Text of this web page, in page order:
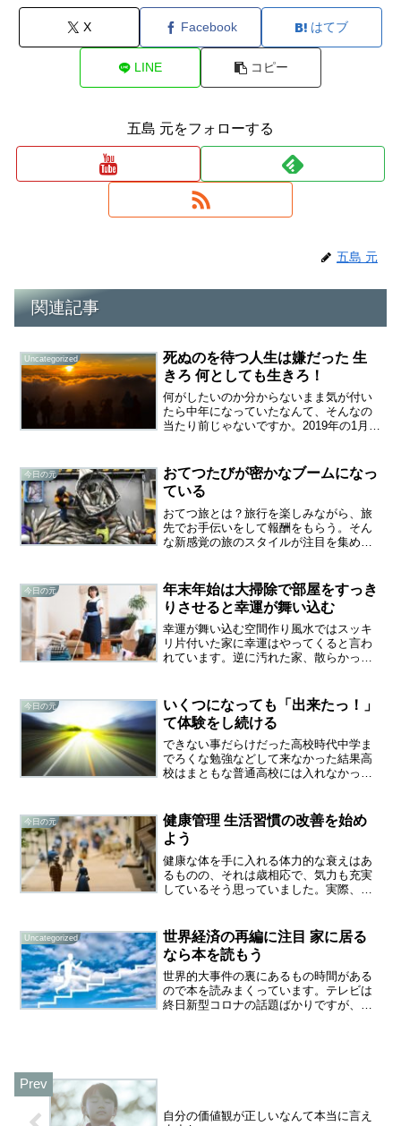
X Facebook はてブ
LINE コピー
五島 元をフォローする
五島 元
関連記事
Uncategorized
死ぬのを待つ人生は嫌だった 生
きろ 何としても生きろ！
何がしたいのか分からないまま気が付い
たら中年になっていたなんて、そんなの
当たり前じゃないですか。2019年の1月
が何なのかもよく分からなかったが、言
われるままに頑張...
今日の元
おてつたびが密かなブームになっ
ている
おてつ旅とは？旅行を楽しみながら、旅
先でお手伝いをして報酬をもらう。そん
な新感覚の旅のスタイルが注目を集めて
お手伝い 水産加工場でちりめんじゃこの
加工を手伝う等々人...
今日の元
年末年始は大掃除で部屋をすっき
りさせると幸運が舞い込む
幸運が舞い込む空間作り風水ではスッキ
リ片付いた家に幸運はやってくると言わ
れています。逆に汚れた家、散らかった
幸運が入り込み、金運もアップするので
す。1年間で溜った不用品...
今日の元
いくつになっても「出来たっ！」
て体験をし続ける
できない事だらけだった高校時代中学ま
でろくな勉強などして来なかった結果高
校はまともな普通高校には入れなかった
た。なんで？子供ながらの戦略っていう
か、まともに戦っても無理だ...
今日の元
健康管理 生活習慣の改善を始め
よう
健康な体を手に入れる体力的な衰えはあ
るものの、それは歳相応で、気力も充実
しているそう思っていました。実際、体
た。メタボはこの4～5年、毎年言われ続
けていたのであまり気に留...
Uncategorized
世界経済の再編に注目 家に居る
なら本を読もう
世界的大事件の裏にあるもの時間がある
ので本を読みまくっています。テレビは
終日新型コロナの話題ばかりですが、確
自分の価値観が正しいなんて本当に言え